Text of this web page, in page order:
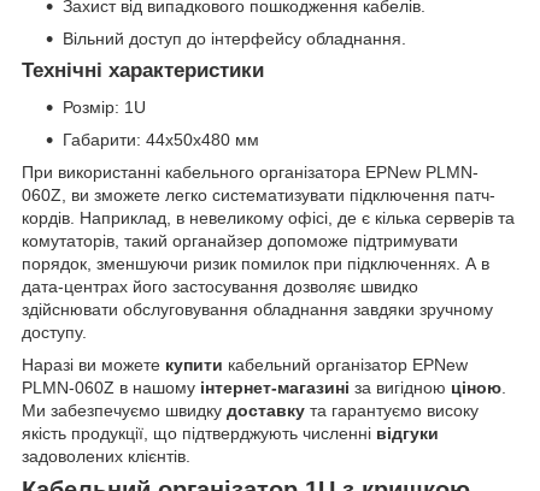
Захист від випадкового пошкодження кабелів.
Вільний доступ до інтерфейсу обладнання.
Технічні характеристики
Розмір: 1U
Габарити: 44х50х480 мм
При використанні кабельного організатора EPNew PLMN-
060Z, ви зможете легко систематизувати підключення патч-
кордів. Наприклад, в невеликому офісі, де є кілька серверів та
комутаторів, такий органайзер допоможе підтримувати
порядок, зменшуючи ризик помилок при підключеннях. А в
дата-центрах його застосування дозволяє швидко
здійснювати обслуговування обладнання завдяки зручному
доступу.
Наразі ви можете купити кабельний організатор EPNew
PLMN-060Z в нашому інтернет-магазині за вигідною ціною
Ми забезпечуємо швидку доставку та гарантуємо високу
якість продукції, що підтверджують численні відгуки
задоволених клієнтів.